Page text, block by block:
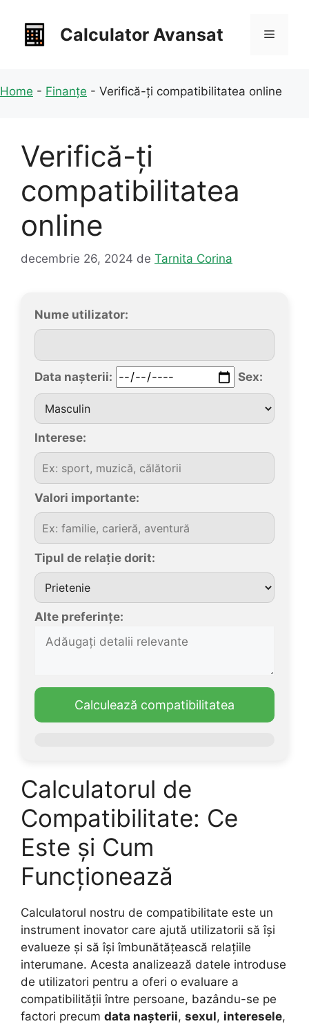
conținut
Calculator Avansat Meniu
Home - Finanțe - Verifică-ți compatibilitatea online
Verifică-ți
compatibilitatea
online
decembrie 26, 2024 de Tarnita Corina
Nume utilizator:
Data nașterii: Sex:
Interese:
Valori importante:
Tipul de relație dorit:
Alte preferințe:
Calculează compatibilitatea
Calculatorul de
Compatibilitate: Ce
Este și Cum
Funcționează
Calculatorul nostru de compatibilitate este un
instrument inovator care ajută utilizatorii să își
evalueze și să își îmbunătățească relațiile
interumane. Acesta analizează datele introduse
de utilizatori pentru a oferi o evaluare a
compatibilității între persoane, bazându-se pe
factori precum data nașterii, sexul, interesele,